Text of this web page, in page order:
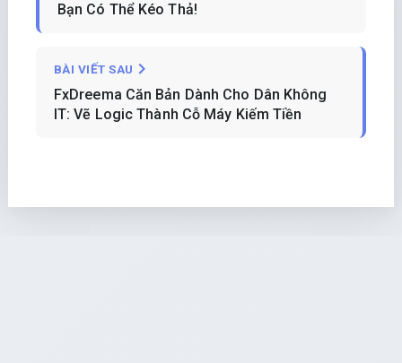
Bạn Có Thể Kéo Thả!
BÀI VIẾT SAU
FxDreema Căn Bản Dành Cho Dân Không
IT: Vẽ Logic Thành Cỗ Máy Kiếm Tiền